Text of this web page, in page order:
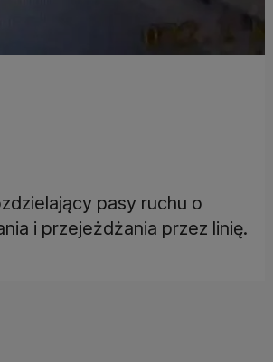
pasy ruchu o
i przejeżdżania przez linię.